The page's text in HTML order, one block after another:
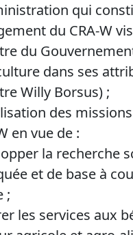
qui
du CRA-W
du
dans ses
Willy Borsus) ;
des
en vue de :
la recherche
et de base à
;
les services aux